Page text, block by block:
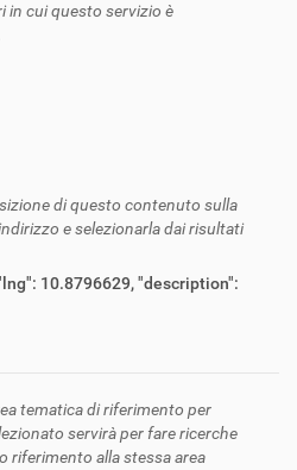
in cui questo servizio è
di questo contenuto sulla
e selezionarla dai risultati
tematica di riferimento per
servirà per fare ricerche
riferimento alla stessa area